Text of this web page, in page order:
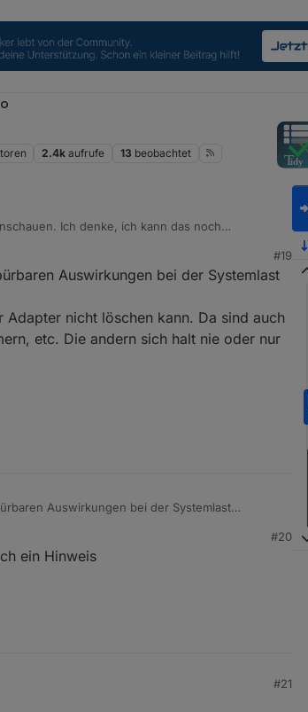
2.4k aufrufe 13 beobachtet
#19
Auswirkungen bei der Systemlast
nicht löschen kann. Da sind auch
etc. Die andern sich halt nie oder nur
Auswirkungen bei der Systemlast
nicht löschen kann. Da sind auch einfach
andern sich halt nie oder nur dann und wann
#20
ein Hinweis
#21